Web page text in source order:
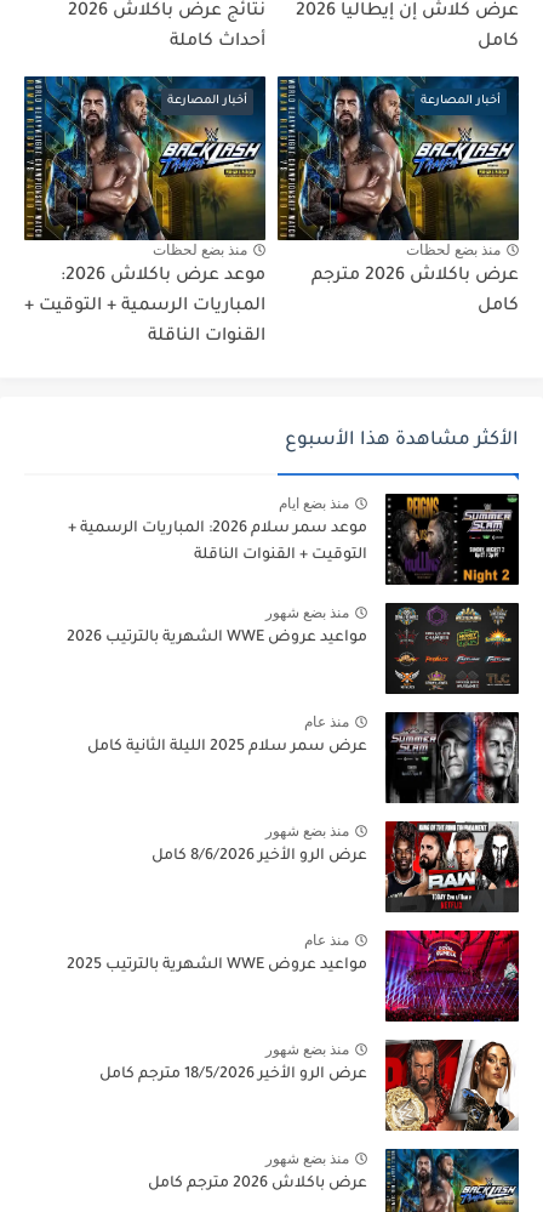
عرض كلاش إن إيطاليا 2026
كامل
نتائج عرض باكلاش 2026
أحداث كاملة
أخبار المصارعة
منذ بضع لحظات
عرض باكلاش 2026 مترجم
كامل
أخبار المصارعة
منذ بضع لحظات
موعد عرض باكلاش 2026:
المباريات الرسمية + التوقيت +
القنوات الناقلة
الأكثر مشاهدة هذا الأسبوع
منذ بضع ايام
موعد سمر سلام 2026: المباريات الرسمية +
التوقيت + القنوات الناقلة
منذ بضع شهور
مواعيد عروض WWE الشهرية بالترتيب 2026
منذ عام
عرض سمر سلام 2025 الليلة الثانية كامل
منذ بضع شهور
عرض الرو الأخير 8/6/2026 كامل
منذ عام
مواعيد عروض WWE الشهرية بالترتيب 2025
منذ بضع شهور
عرض الرو الأخير 18/5/2026 مترجم كامل
منذ بضع شهور
عرض باكلاش 2026 مترجم كامل